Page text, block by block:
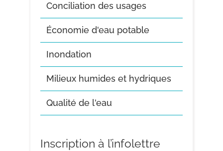
Conciliation des usages
Économie d'eau potable
Inondation
Milieux humides et hydriques
Qualité de l'eau
Inscription à l’infolettre